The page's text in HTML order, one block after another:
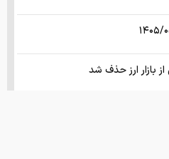
بازار ارز حذف شد